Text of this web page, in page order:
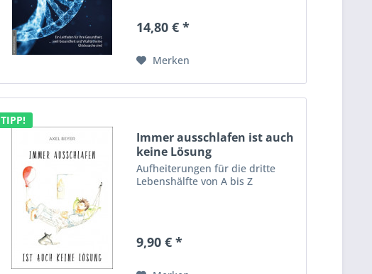
14,80 € *
Merken
TIPP!
Immer ausschlafen ist auch
keine Lösung
Aufheiterungen für die dritte
Lebenshälfte von A bis Z
9,90 € *